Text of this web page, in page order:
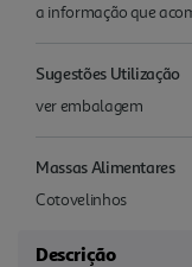
a informação que
Sugestões Utilização
ver embalagem
Massas Alimentares
Cotovelinhos
Descrição